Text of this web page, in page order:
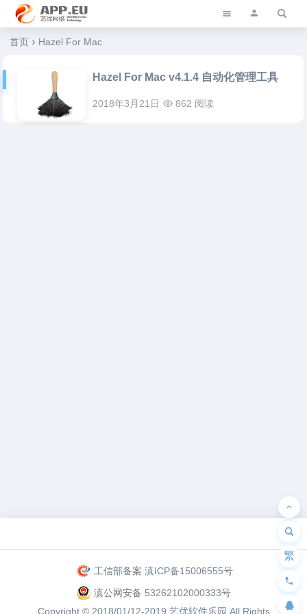
艺优软件乐园
首页 Hazel For Mac
Hazel For Mac v4.1.4 自动化管理工具
2018年3月21日 862 阅读
工信部备案 滇ICP备15006555号
滇公网安备 53262102000333号
Copyright © 2018/01/12-2019 艺优软件乐园 All Rights
繁